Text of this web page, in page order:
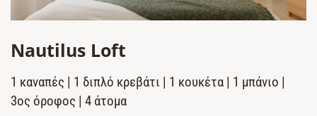
Nautilus Loft
1 καναπές | 1 διπλό κρεβάτι | 1 κουκέτα | 1 μπάνιο |
3ος όροφος | 4 άτομα